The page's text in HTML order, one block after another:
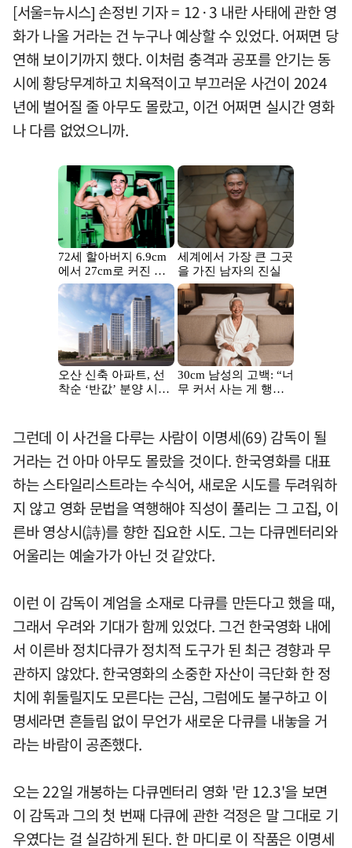
[서울=뉴시스] 손정빈 기자 = 12·3 내란 사태에 관한 영
화가 나올 거라는 건 누구나 예상할 수 있었다. 어쩌면 당
연해 보이기까지 했다. 이처럼 충격과 공포를 안기는 동
시에 황당무계하고 치욕적이고 부끄러운 사건이 2024
년에 벌어질 줄 아무도 몰랐고, 이건 어쩌면 실시간 영화
나 다름 없었으니까.
그런데 이 사건을 다루는 사람이 이명세(69) 감독이 될
거라는 건 아마 아무도 몰랐을 것이다. 한국영화를 대표
하는 스타일리스트라는 수식어, 새로운 시도를 두려워하
지 않고 영화 문법을 역행해야 직성이 풀리는 그 고집, 이
른바 영상시(詩)를 향한 집요한 시도. 그는 다큐멘터리와
어울리는 예술가가 아닌 것 같았다.
이런 이 감독이 계엄을 소재로 다큐를 만든다고 했을 때,
그래서 우려와 기대가 함께 있었다. 그건 한국영화 내에
서 이른바 정치다큐가 정치적 도구가 된 최근 경향과 무
관하지 않았다. 한국영화의 소중한 자산이 극단화 한 정
치에 휘둘릴지도 모른다는 근심, 그럼에도 불구하고 이
명세라면 흔들림 없이 무언가 새로운 다큐를 내놓을 거
라는 바람이 공존했다.
오는 22일 개봉하는 다큐멘터리 영화 '란 12.3'을 보면
이 감독과 그의 첫 번째 다큐에 관한 걱정은 말 그대로 기
우였다는 걸 실감하게 된다. 한 마디로 이 작품은 이명세